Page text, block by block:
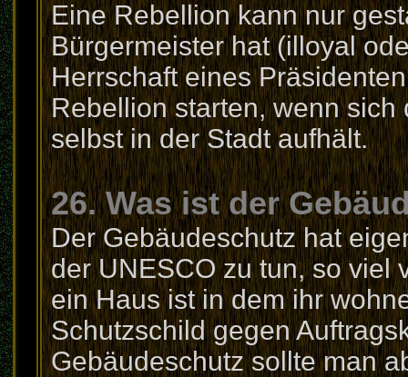
Eine Rebellion kann nur
Bürgermeister hat (illoyal
Herrschaft eines
Rebellion starten, wenn
selbst in der Stadt aufhält.
26. Was ist der
Der Gebäudeschutz hat
der UNESCO zu tun, so viel
ein Haus ist in dem ihr
Schutzschild gegen
Gebäudeschutz sollte man